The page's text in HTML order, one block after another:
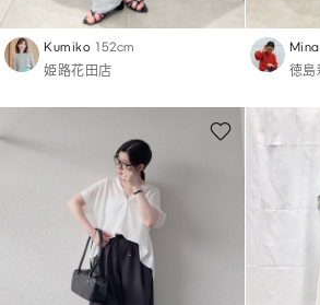
Kumiko 152cm
姫路花田店
徳島